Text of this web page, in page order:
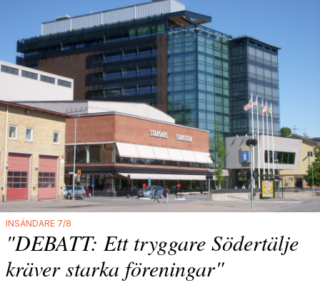
INSÄNDARE 7/8
"DEBATT: Ett tryggare Södertälje
kräver starka föreningar"